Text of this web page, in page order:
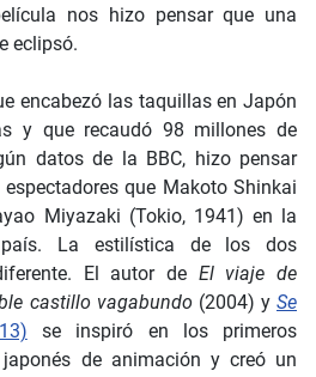
nos hizo pensar que una
eclipsó.
encabezó las taquillas en Japón
y que recaudó 98 millones de
datos de la BBC, hizo pensar
que Makoto Shinkai
Miyazaki (Tokio, 1941) en la
La estilística de los dos
El autor de El viaje de
castillo vagabundo(2004) y Se
se inspiró en los primeros
japonés de animación y creó un